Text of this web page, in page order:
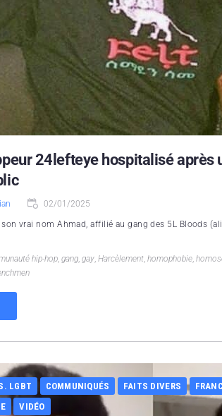
24lefteye hospitalisé après
02/01/2025
vrai nom Ahmad, affilié au gang des 5L Bloods
hip-hop, gang, gay, Harcèlement, homophobie,
LGBT COMMUNIQUÉS FAITS DIVERS
VIDÉO